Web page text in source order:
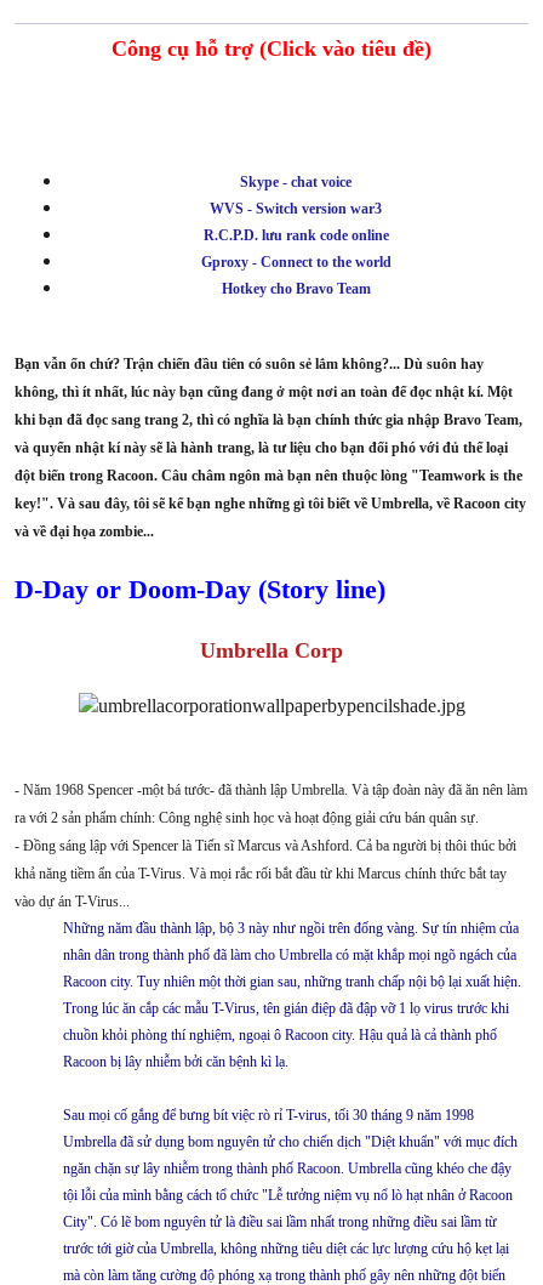
Công cụ hỗ trợ (Click vào tiêu đề)
Skype - chat voice
WVS - Switch version war3
R.C.P.D. lưu rank code online
Gproxy - Connect to the world
Hotkey cho Bravo Team
Bạn vẫn ổn chứ? Trận chiến đầu tiên có suôn sẻ lắm không?... Dù suôn hay
không, thì ít nhất, lúc này bạn cũng đang ở một nơi an toàn để đọc nhật kí. Một
khi bạn đã đọc sang trang 2, thì có nghĩa là bạn chính thức gia nhập Bravo Team,
và quyển nhật kí này sẽ là hành trang, là tư liệu cho bạn đối phó với đủ thể loại
đột biến trong Racoon. Câu châm ngôn mà bạn nên thuộc lòng "Teamwork is the
key!". Và sau đây, tôi sẽ kể bạn nghe những gì tôi biết về Umbrella, về Racoon city
và về đại họa zombie...
D-Day or Doom-Day (Story line)
Umbrella Corp
- Năm 1968 Spencer -một bá tước- đã thành lập Umbrella. Và tập đoàn này đã ăn nên làm
ra với 2 sản phẩm chính: Công nghệ sinh học và hoạt động giải cứu bán quân sự.
- Đồng sáng lập với Spencer là Tiến sĩ Marcus và Ashford. Cả ba người bị thôi thúc bởi
khả năng tiềm ẩn của T-Virus. Và mọi rắc rối bắt đầu từ khi Marcus chính thức bắt tay
vào dự án T-Virus...
Những năm đầu thành lập, bộ 3 này như ngồi trên đống vàng. Sự tín nhiệm của
nhân dân trong thành phố đã làm cho Umbrella có mặt khắp mọi ngõ ngách của
Racoon city. Tuy nhiên một thời gian sau, những tranh chấp nội bộ lại xuất hiện.
Trong lúc ăn cắp các mẫu T-Virus, tên gián điệp đã đập vỡ 1 lọ virus trước khi
chuồn khỏi phòng thí nghiệm, ngoại ô Racoon city. Hậu quả là cả thành phố
Racoon bị lây nhiễm bởi căn bệnh kì lạ.
Sau mọi cố gắng để bưng bít việc rò rỉ T-virus, tối 30 tháng 9 năm 1998
Umbrella đã sử dụng bom nguyên tử cho chiến dịch "Diệt khuẩn" với mục đích
ngăn chặn sự lây nhiễm trong thành phố Racoon. Umbrella cũng khéo che đậy
tội lỗi của mình bằng cách tổ chức "Lễ tưởng niệm vụ nổ lò hạt nhân ở Racoon
City". Có lẽ bom nguyên tử là điều sai lầm nhất trong những điều sai lầm từ
trước tới giờ của Umbrella, không những tiêu diệt các lực lượng cứu hộ kẹt lại
mà còn làm tăng cường độ phóng xạ trong thành phố gây nên những đột biến